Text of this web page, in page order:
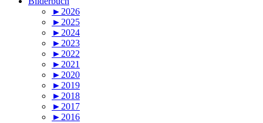
►2026
►2025
►2024
►2023
►2022
►2021
►2020
►2019
►2018
►2017
►2016